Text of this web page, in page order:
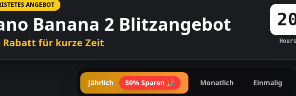
ANGEBOT
Banana 2 Blitzangebot
Rabatt für kurze Zeit Hours
Jährlich 50% Sparen 🎉 Monatlich Einmalig